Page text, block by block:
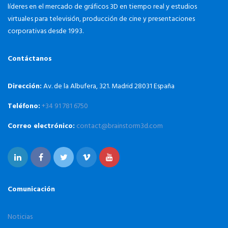
líderes en el mercado de gráficos 3D en tiempo real y estudios
virtuales para televisión, producción de cine y presentaciones
corporativas desde 1993.
Contáctanos
Dirección:Av. de la Albufera, 321. Madrid 28031 España
Teléfono:+34 91 781 6750
Correo electrónico: contact@brainstorm3d.com
Comunicación
Noticias